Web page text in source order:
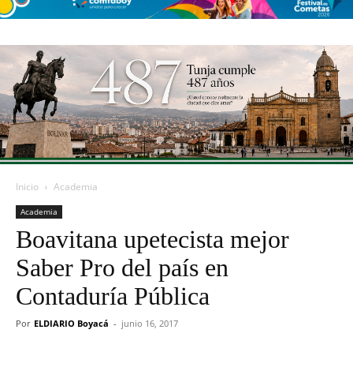
Inicio Academia
Academia
Boavitana upetecista mejor
Saber Pro del país en
Contaduría Pública
Por ELDIARIO Boyacá - junio 16, 2017